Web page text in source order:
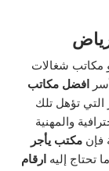
مكاتب شغالات
افضل مكاتب
التي تؤهل تلك
والمهنية
فإنمكتب يأجر
تحتاج إليهارقام